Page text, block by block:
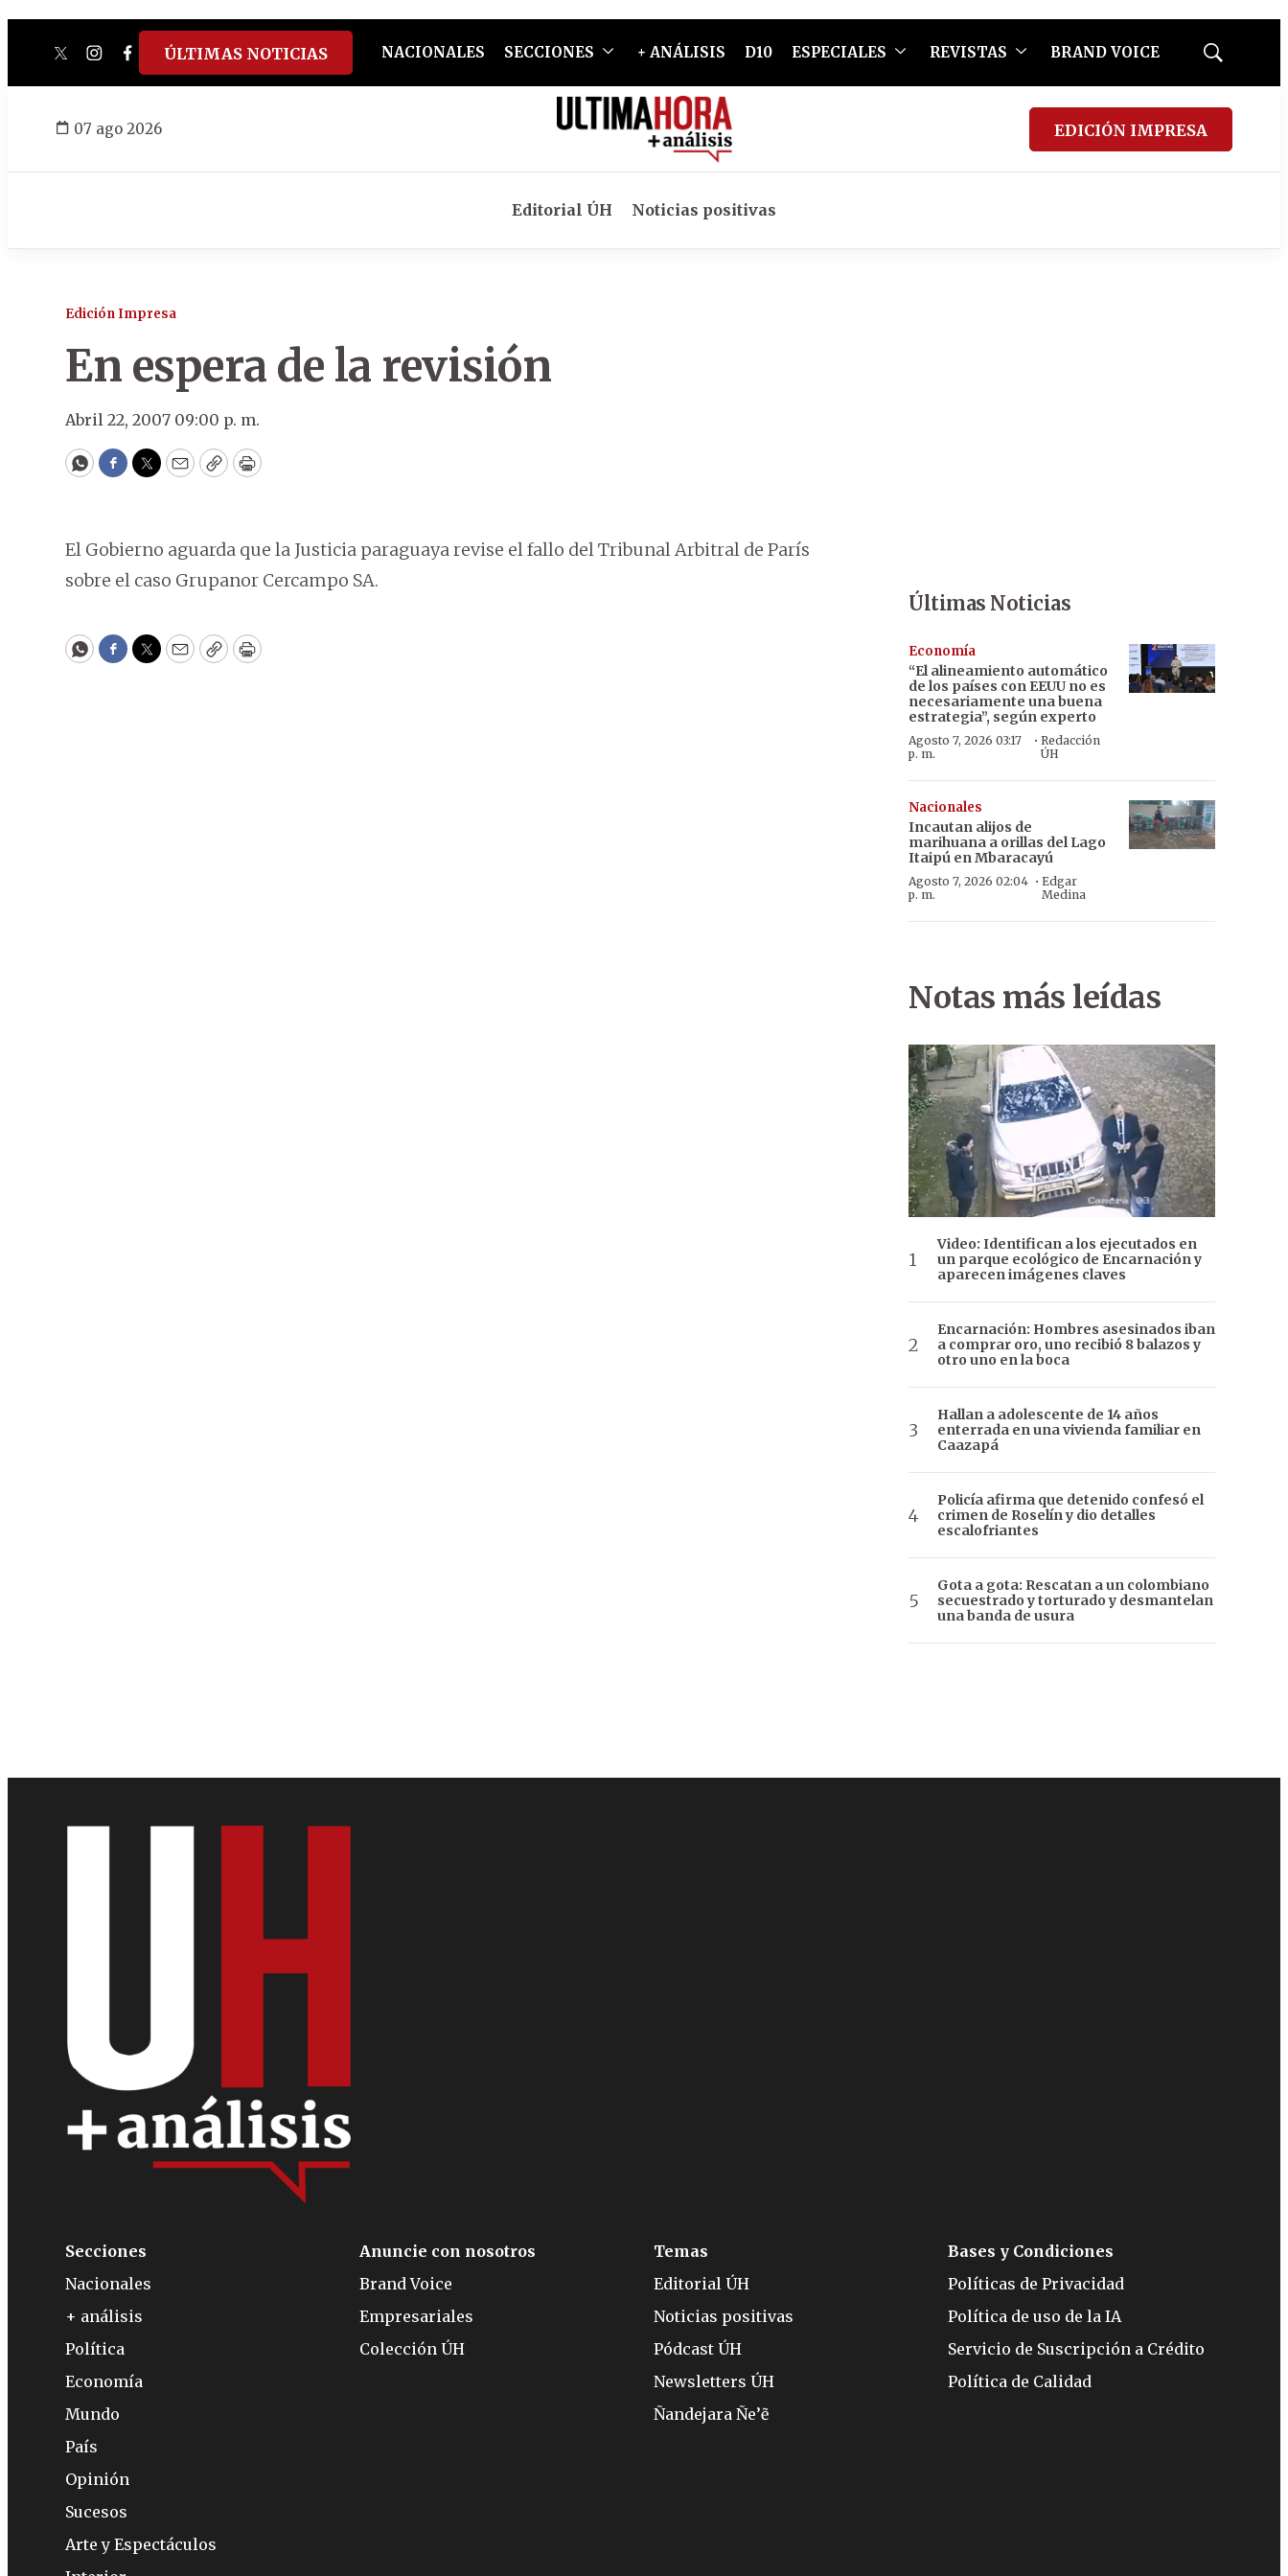
twitterinstagram
facebook
tiktokyoutube
spotify
ÚLTIMAS NOTICIAS NACIONALES SECCIONES + ANÁLISIS D10 ESPECIALES REVISTAS BRAND VOICE
Mostrar
07 ago 2026 EDICIÓN IMPRESA
Editorial ÚH Noticias positivas
Edición Impresa
En espera de la revisión
Abril 22, 2007 09:00 p. m.
WhatsApp
Facebook
Twitter
EmailCopyPrint
El Gobierno aguarda que la Justicia paraguaya revise el fallo del Tribunal Arbitral de París
sobre el caso Grupanor Cercampo SA.
WhatsApp
Facebook
Twitter
EmailCopyPrint
Últimas Noticias
Economía
“El alineamiento automático
de los países con EEUU no es
necesariamente una buena
estrategia”, según experto
Agosto 7, 2026 03:17
p. m.
· Redacción
ÚH
Nacionales
Incautan alijos de
marihuana a orillas del Lago
Itaipú en Mbaracayú
Agosto 7, 2026 02:04
p. m.
· Edgar
Medina
Notas más leídas
Video: Identifican a los ejecutados en
un parque ecológico de Encarnación y
aparecen imágenes claves
Encarnación: Hombres asesinados iban
a comprar oro, uno recibió 8 balazos y
otro uno en la boca
Hallan a adolescente de 14 años
enterrada en una vivienda familiar en
Caazapá
Policía afirma que detenido confesó el
crimen de Roselín y dio detalles
escalofriantes
Gota a gota: Rescatan a un colombiano
secuestrado y torturado y desmantelan
una banda de usura
Secciones
Nacionales
+ análisis
Política
Economía
Mundo
País
Opinión
Sucesos
Arte y Espectáculos
Anuncie con nosotros
Brand Voice
Empresariales
Colección ÚH
Temas
Editorial ÚH
Noticias positivas
Pódcast ÚH
Newsletters ÚH
Ñandejara Ñe’ẽ
Bases y Condiciones
Políticas de Privacidad
Política de uso de la IA
Servicio de Suscripción a Crédito
Política de Calidad